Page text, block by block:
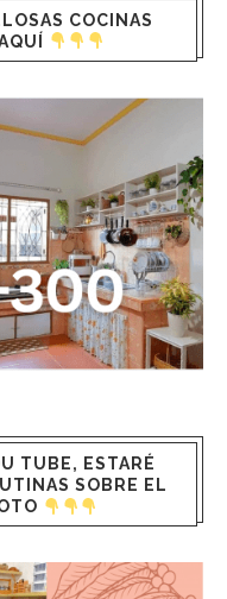
COCINAS
TUBE, ESTARÉ
SOBRE EL